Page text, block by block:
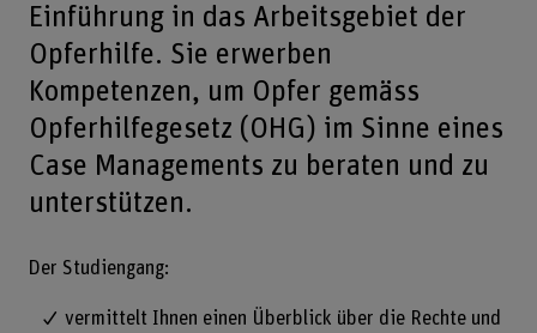
Einführung in das Arbeitsgebiet der
Opferhilfe. Sie erwerben
Kompetenzen, um Opfer gemäss
Opferhilfegesetz (OHG) im Sinne eines
Case Managements zu beraten und zu
unterstützen.
Der Studiengang:
vermittelt Ihnen einen Überblick über die Rechte und